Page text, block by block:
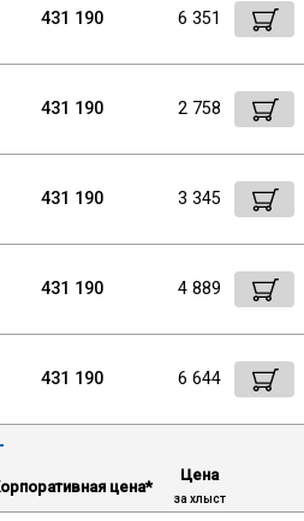
431 190 6 351
431 190 2 758
431 190 3 345
431 190 4 889
431 190 6 644
цена*
Цена
за хлыст